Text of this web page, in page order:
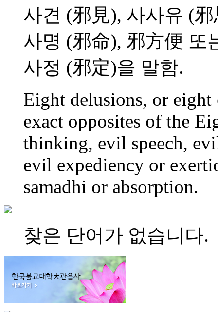
사견 (邪見), 사사유 (
사명 (邪命), 邪方便 또
사정 (邪定)을 말함.
Eight delusions, or eight
exact opposites of the
thinking, evil speech,
evil expediency or
samadhi or absorption.
찾은 단어가 없습니다.